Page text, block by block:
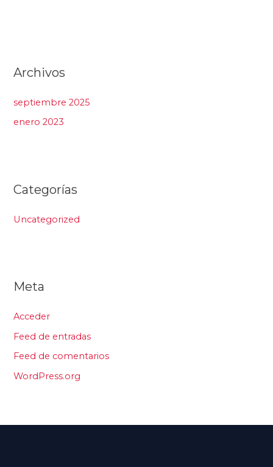
Archivos
septiembre 2025
enero 2023
Categorías
Uncategorized
Meta
Acceder
Feed de entradas
Feed de comentarios
WordPress.org